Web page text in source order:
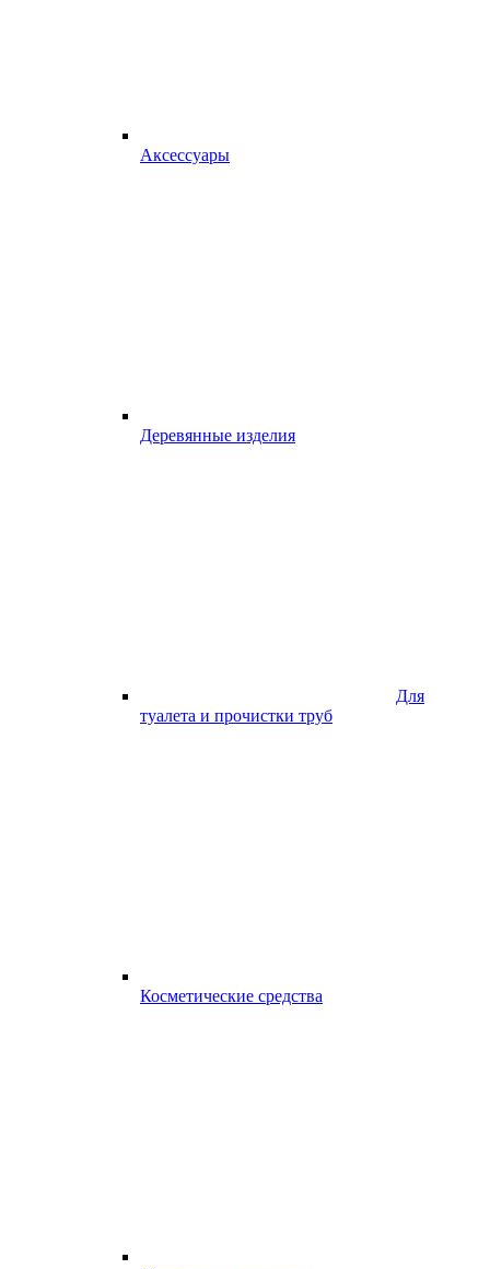
Аксессуары
Деревянные изделия
Для
туалета и прочистки труб
Косметические средства